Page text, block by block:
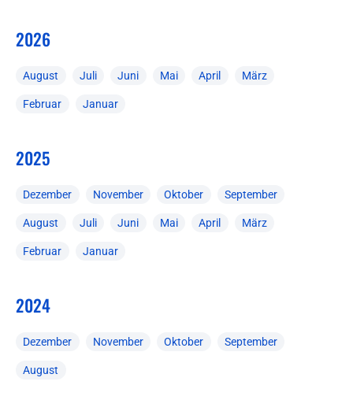
2026
August Juli Juni Mai April März
Februar Januar
2025
Dezember November Oktober September
August Juli Juni Mai April März
Februar Januar
2024
Dezember November Oktober September
August